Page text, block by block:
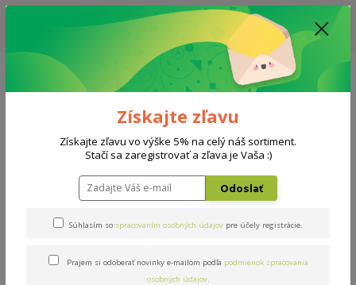
ZĽAVA: VŠETKY VYSTAVENÉ POSTELE ZA 400€ - CENA MATRACU A ROŠTU
PODĽA VÝBERU / DODACIA LEHOTA JE AKTUÁLNE 10-15 PRACOVNÝCH
Menu
0908 777 700 Po-So: 10-18 hod.
0
Super bio-ex 180x200cm
Super bio-ex 180x200cm
Novinka Akcia TOP produkt
Získajte zľavu
Získajte zľavu vo výške 5% na celý náš sortiment.
Stačí sa zaregistrovať a zľava je Vaša :)
Odoslať
Súhlasím so spracovaním osobných údajov pre účely registrácie.
Prajem si odoberať novinky e-mailom podľa podmienok spracovania
osobných údajov.